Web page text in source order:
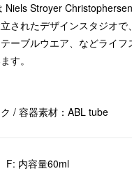
Niels Stroyer
されたデザインスタジオで
ーブルウエア、などライ
す。
/ 容器素材：ABL tube
F: 内容量60ml